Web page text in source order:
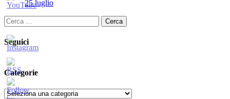
25 luglio
Ricerca
per:
Seguici
Categorie
Categorie